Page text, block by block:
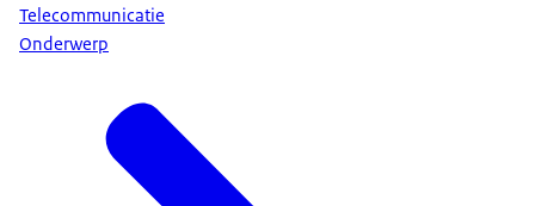
Telecommunicatie
Onderwerp